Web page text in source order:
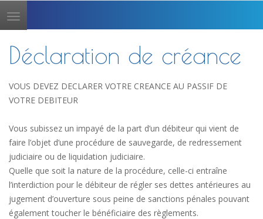
Toggle
navigation
Déclaration de créance
VOUS DEVEZ DECLARER VOTRE CREANCE AU PASSIF DE
VOTRE DEBITEUR
Vous subissez un impayé de la part d’un débiteur qui vient de
faire l’objet d’une procédure de sauvegarde, de redressement
judiciaire ou de liquidation judiciaire.
Quelle que soit la nature de la procédure, celle-ci entraîne
l’interdiction pour le débiteur de régler ses dettes antérieures au
jugement d’ouverture sous peine de sanctions pénales pouvant
également toucher le bénéficiaire des règlements.